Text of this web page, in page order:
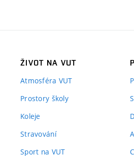
ŽIVOT NA VUT
Atmosféra VUT
Prostory školy
Koleje
Stravování
Sport na VUT